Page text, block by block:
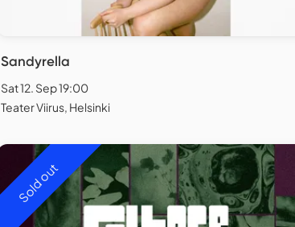
Sandyrella
Sat 12. Sep 19:00
Teater Viirus, Helsinki
Sold out